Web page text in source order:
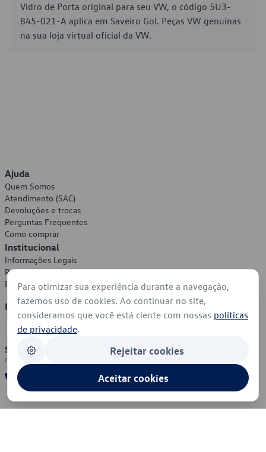
Vidro de Porta original para seu VW, o código 5U3-
845-021-A aplica em Saveiro Gol. Peças VW genuínas
na sua loja virtual oficial da VW.
Ajuda
Quem Somos
Atendimento (SAC)
Devoluções e trocas
Perguntas Frequentes
Como comprar
Institucional
Informações Legais
Política de Privacidade
Política de Cookies
Formas de Pagamento
Segurança
Para otimizar sua experiência durante a navegação,
fazemos uso de cookies. Ao continuar no site,
consideramos que você está ciente com nossas políticas
de privacidade.
Rejeitar cookies
Aceitar cookies